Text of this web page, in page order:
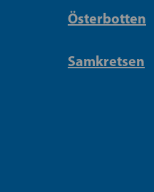
Österbotten
Samkretsen